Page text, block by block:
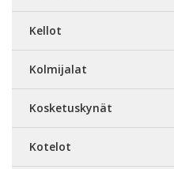
Kellot
Kolmijalat
Kosketuskynät
Kotelot